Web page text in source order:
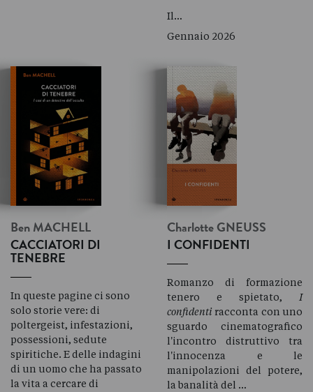
Il…
Gennaio 2026
Ben MACHELL
CACCIATORI DI
TENEBRE
In queste pagine ci sono
solo storie vere: di
poltergeist, infestazioni,
possessioni, sedute
spiritiche. E delle indagini
di un uomo che ha passato
la vita a cercare di
Charlotte GNEUSS
I CONFIDENTI
Romanzo di formazione
tenero e spietato, I
confidenti racconta con uno
sguardo cinematografico
l'incontro distruttivo tra
l'innocenza e le
manipolazioni del potere,
la banalità del …